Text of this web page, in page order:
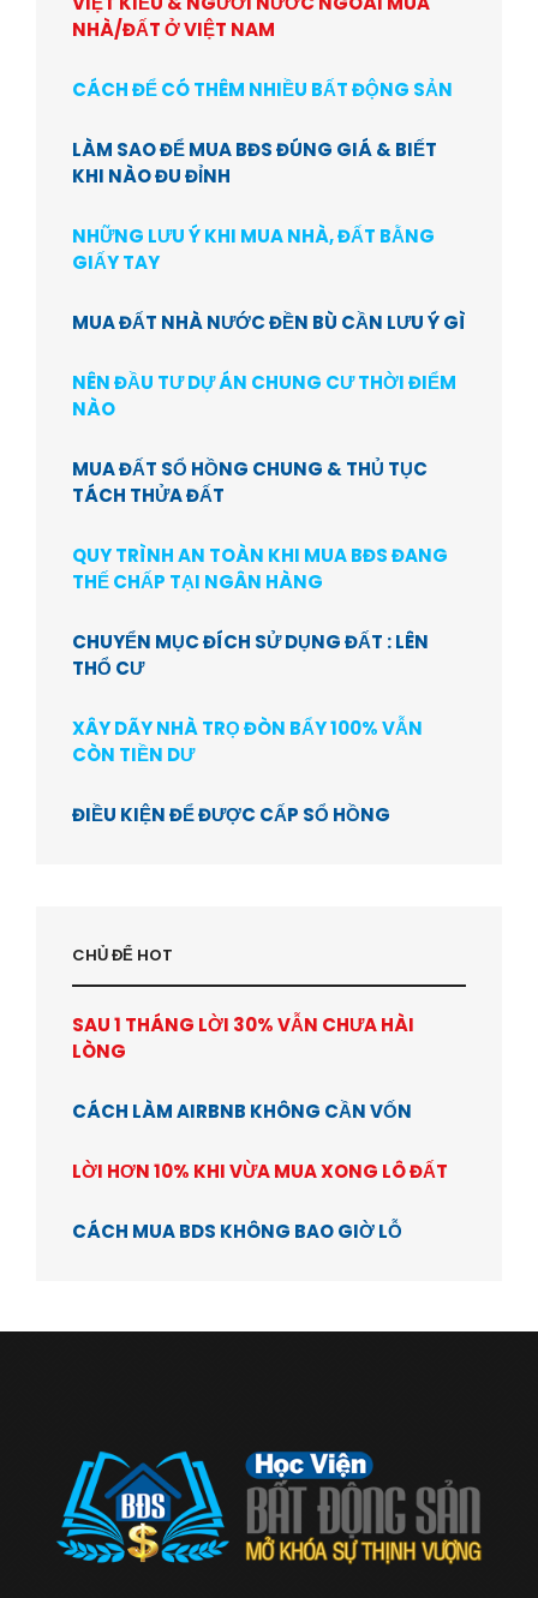
NHÀ/ĐẤT Ở VIỆT NAM
CÁCH ĐỂ CÓ THÊM NHIỀU BẤT ĐỘNG SẢN
LÀM SAO ĐỂ MUA BĐS ĐÚNG GIÁ & BIẾT
KHI NÀO ĐU ĐỈNH
NHỮNG LƯU Ý KHI MUA NHÀ, ĐẤT BẰNG
GIẤY TAY
MUA ĐẤT NHÀ NƯỚC ĐỀN BÙ CẦN LƯU Ý GÌ
NÊN ĐẦU TƯ DỰ ÁN CHUNG CƯ THỜI ĐIỂM
NÀO
MUA ĐẤT SỔ HỒNG CHUNG & THỦ TỤC
TÁCH THỬA ĐẤT
QUY TRÌNH AN TOÀN KHI MUA BĐS ĐANG
THẾ CHẤP TẠI NGÂN HÀNG
CHUYỂN MỤC ĐÍCH SỬ DỤNG ĐẤT : LÊN
THỔ CƯ
XÂY DÃY NHÀ TRỌ ĐÒN BẨY 100% VẪN
CÒN TIỀN DƯ
ĐIỀU KIỆN ĐỂ ĐƯỢC CẤP SỔ HỒNG
CHỦ ĐỂ HOT
SAU 1 THÁNG LỜI 30% VẪN CHƯA HÀI
LÒNG
CÁCH LÀM AIRBNB KHÔNG CẦN VỐN
LỜI HƠN 10% KHI VỪA MUA XONG LÔ ĐẤT
CÁCH MUA BDS KHÔNG BAO GIỜ LỖ